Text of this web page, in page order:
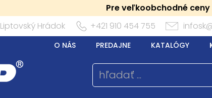
Pre veľkoobchodné
Liptovský Hrádok +421 910 454 755
O NÁS PREDAJNE KATALÓGY